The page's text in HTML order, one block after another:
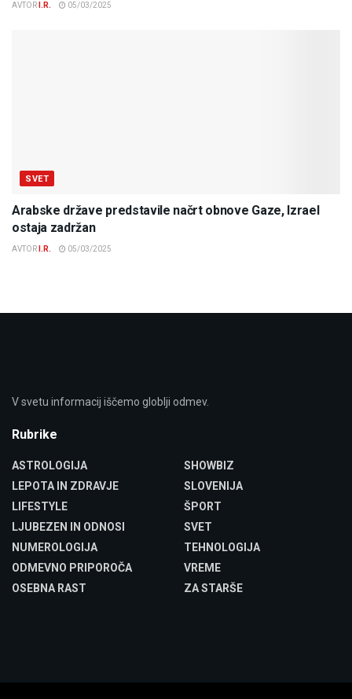
AVTOR I.R. 05/03/2025
SVET
Arabske države predstavile načrt obnove Gaze, Izrael
ostaja zadržan
AVTOR I.R. 05/03/2025
V svetu informacij iščemo globlji odmev.
Rubrike
ASTROLOGIJA
LEPOTA IN ZDRAVJE
LIFESTYLE
LJUBEZEN IN ODNOSI
NUMEROLOGIJA
ODMEVNO PRIPOROČA
OSEBNA RAST
SHOWBIZ
SLOVENIJA
ŠPORT
SVET
TEHNOLOGIJA
VREME
ZA STARŠE